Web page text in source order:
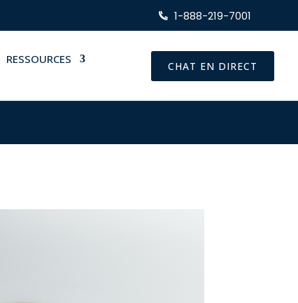
1-888-219-7001
RESSOURCES CHAT EN DIRECT